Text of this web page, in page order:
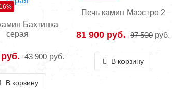
Бахтинка
серая
43 900 руб.
В корзину
Печь камин Маэстро 2
81 900 руб. 97 500 руб.
В корзину